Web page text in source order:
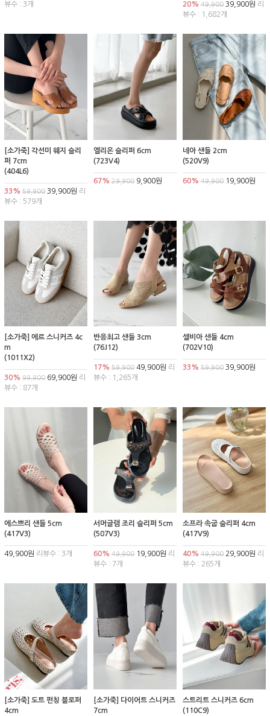
뷰수 : 3개
20% 49,90039,900원 리
뷰수 : 1,682개
[소가죽] 각선미 웨지 슬리
퍼 7cm
(404L6)
33% 59,900 39,900원 리
뷰수 : 579개
엘리온 슬리퍼 6cm
(723V4)
67% 29,9009,900원
네아 샌들 2cm
(520V9)
60% 49,90019,900원
[소가죽] 에르 스니커즈 4c
m
(1011X2)
30% 99,900 69,900원 리
뷰수 : 87개
반응최고 샌들 3cm
(76J12)
17% 59,90049,900원 리
뷰수 : 1,265개
셀비아 샌들 4cm
(702V10)
33% 59,90039,900원
에스쁘리 샌들 5cm
(417V3)
49,900원 리뷰수 : 3개
서머글램 조리 슬리퍼 5cm
(507V3)
60% 49,90019,900원 리
뷰수 : 7개
소프라 속굽 슬리퍼 4cm
(417V9)
40% 49,90029,900원 리
뷰수 : 265개
[소가죽] 도트 펀칭 블로퍼
4cm
[소가죽] 다이어트 스니커즈
7cm
스트리트 스니커즈 6cm
(110C9)